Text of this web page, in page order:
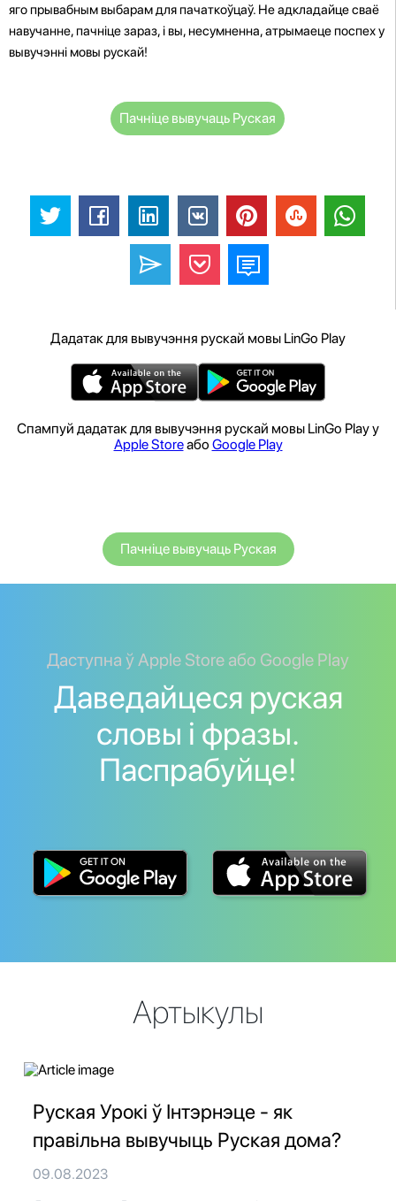
яго прывабным выбарам для пачаткоўцаў. Не адкладайце сваё
навучанне, пачніце зараз, і вы, несумненна, атрымаеце поспех у
вывучэнні мовы рускай!
Пачніце вывучаць Руская
Дадатак для вывучэння рускай мовы LinGo Play
Спампуй дадатак для вывучэння рускай мовы LinGo Play у
Apple Storeабо Google Play
Пачніце вывучаць Руская
Даступна ў Apple Store або Google Play
Даведайцеся руская
словы і фразы.
Паспрабуйце!
Артыкулы
Руская Урокі ў Інтэрнэце - як
правільна вывучыць Руская дома?
09.08.2023